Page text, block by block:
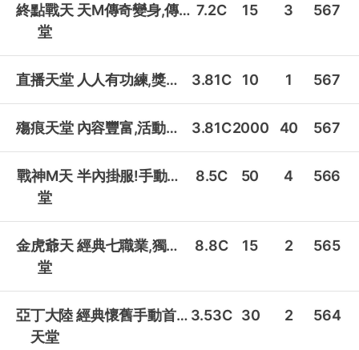
終點戰天
堂
天M傳奇變身,傳奇娃娃,傳奇套裝! 7.2C 15 3 567
直播天堂 人人有功練,獎勵領起來! 3.81C 10 1 567
殤痕天堂 內容豐富,活動滿檔,全圖可內掛! 3.81C2000 40 567
戰神M天
堂
半內掛服!手動也好玩! 8.5C 50 4 566
金虎爺天
堂
經典七職業,獨家卡冊系統! 8.8C 15 2 565
亞丁大陸
天堂
經典懷舊手動首選,永久送跑步! 3.53C 30 2 564